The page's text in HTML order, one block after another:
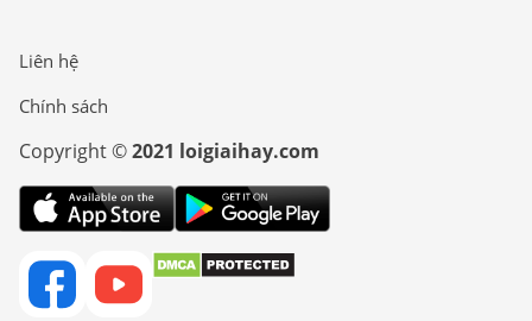
Liên hệ
Chính sách
Copyright ©2021 loigiaihay.com